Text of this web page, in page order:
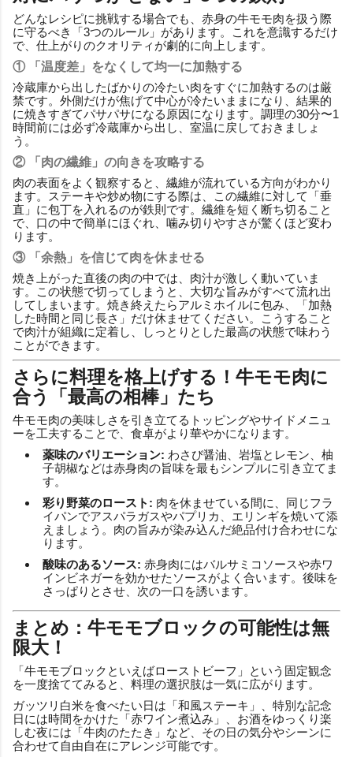
どんなレシピに挑戦する場合でも、赤身の牛モモ肉を扱う際
に守るべき「3つのルール」があります。これを意識するだけ
で、仕上がりのクオリティが劇的に向上します。
① 「温度差」をなくして均一に加熱する
冷蔵庫から出したばかりの冷たい肉をすぐに加熱するのは厳
禁です。外側だけが焦げて中心が冷たいままになり、結果的
に焼きすぎてパサパサになる原因になります。調理の30分〜1
時間前には必ず冷蔵庫から出し、室温に戻しておきましょ
う。
② 「肉の繊維」の向きを攻略する
肉の表面をよく観察すると、繊維が流れている方向がわかり
ます。ステーキや炒め物にする際は、この繊維に対して「垂
直」に包丁を入れるのが鉄則です。繊維を短く断ち切ること
で、口の中で簡単にほぐれ、噛み切りやすさが驚くほど変わ
ります。
③ 「余熱」を信じて肉を休ませる
焼き上がった直後の肉の中では、肉汁が激しく動いていま
す。この状態で切ってしまうと、大切な旨みがすべて流れ出
してしまいます。焼き終えたらアルミホイルに包み、「加熱
した時間と同じ長さ」だけ休ませてください。こうすること
で肉汁が組織に定着し、しっとりとした最高の状態で味わう
ことができます。
さらに料理を格上げする！牛モモ肉に
合う「最高の相棒」たち
牛モモ肉の美味しさを引き立てるトッピングやサイドメニュ
ーを工夫することで、食卓がより華やかになります。
薬味のバリエーション: わさび醤油、岩塩とレモン、柚
子胡椒などは赤身肉の旨味を最もシンプルに引き立てま
す。
彩り野菜のロースト: 肉を休ませている間に、同じフラ
イパンでアスパラガスやパプリカ、エリンギを焼いて添
えましょう。肉の旨みが染み込んだ絶品付け合わせにな
ります。
酸味のあるソース: 赤身肉にはバルサミコソースや赤ワ
インビネガーを効かせたソースがよく合います。後味を
さっぱりとさせ、次の一口を誘います。
まとめ：牛モモブロックの可能性は無
限大！
「牛モモブロックといえばローストビーフ」という固定観念
を一度捨ててみると、料理の選択肢は一気に広がります。
ガッツリ白米を食べたい日は「和風ステーキ」、特別な記念
日には時間をかけた「赤ワイン煮込み」、お酒をゆっくり楽
しむ夜には「牛肉のたたき」など、その日の気分やシーンに
合わせて自由自在にアレンジ可能です。